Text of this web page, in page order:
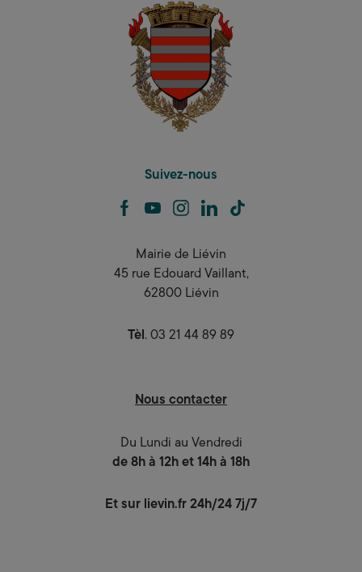
Suivez-nous
facebookyoutubeinstagram
linkedin
Mairie de Liévin
45 rue Edouard Vaillant,
62800 Liévin
Tèl . 03 21 44 89 89
Nous contacter
Du Lundi au Vendredi
de 8h à 12h et 14h à 18h
Et sur lievin.fr 24h/24 7j/7